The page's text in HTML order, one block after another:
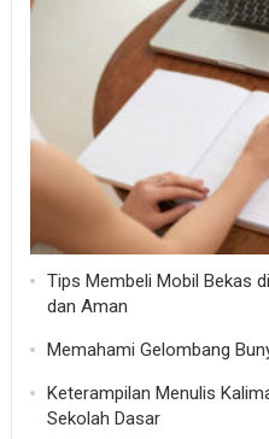
Tips Membeli Mobil Bekas
dan Aman
Memahami Gelombang
Keterampilan Menulis
Sekolah Dasar